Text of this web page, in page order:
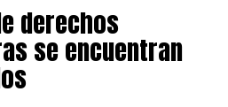
derechos
se encuentran